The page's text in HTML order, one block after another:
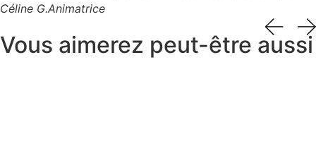
Céline G.Animatrice
Vous aimerez peut-être aussi